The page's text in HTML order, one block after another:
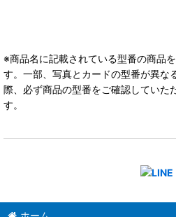
※商品名に記載されている型番の商品
す。一部、写真とカードの型番が異な
際、必ず商品の型番をご確認していた
す。